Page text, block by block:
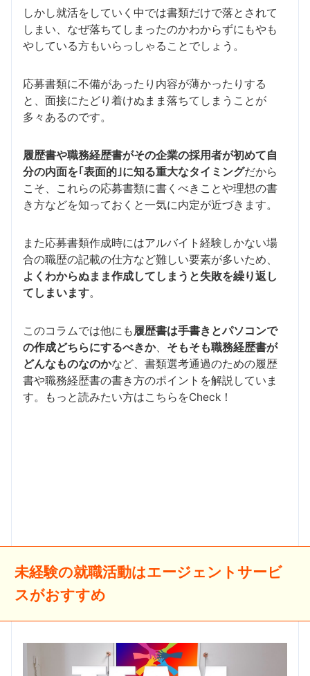
しかし就活をしていく中では書類だけで落とされて
しまい、なぜ落ちてしまったのかわからずにもやも
やしている方もいらっしゃることでしょう。
応募書類に不備があったり内容が薄かったりする
と、面接にたどり着けぬまま落ちてしまうことが
多々あるのです。
履歴書や職務経歴書がその企業の採用者が初めて自
分の内面を｢表面的｣に知る重大なタイミングだから
こそ、これらの応募書類に書くべきことや理想の書
き方などを知っておくと一気に内定が近づきます。
また応募書類作成時にはアルバイト経験しかない場
合の職歴の記載の仕方など難しい要素が多いため、
よくわからぬまま作成してしまうと失敗を繰り返し
てしまいます。
このコラムでは他にも履歴書は手書きとパソコンで
の作成どちらにするべきか、 そもそも職務経歴書が
どんなものなのかなど、書類選考通過のための履歴
書や職務経歴書の書き方のポイントを解説していま
す。もっと読みたい方はこちらをCheck！
未経験の就職活動はエージェントサービ
スがおすすめ